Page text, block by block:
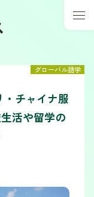
グローバル語学
・チャイナ服
活や留学の